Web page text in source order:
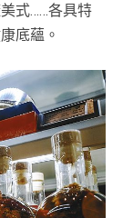
式……各具特
底蘊。